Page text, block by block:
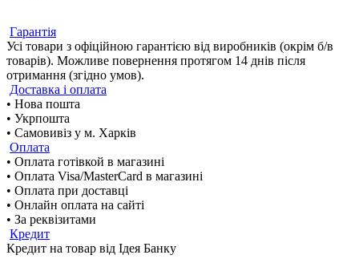
Гарантія
Усі товари з офіційною гарантією від виробників (окрім б/в
товарів). Можливе повернення протягом 14 днів після
отримання (згідно умов).
Доставка і оплата
• Нова пошта
• Укрпошта
• Самовивіз у м. Харків
Оплата
• Оплата готівкой в магазині
• Оплата Visa/MasterCard в магазині
• Оплата при доставці
• Онлайн оплата на сайті
• За реквізитами
Кредит
Кредит на товар від Ідея Банку